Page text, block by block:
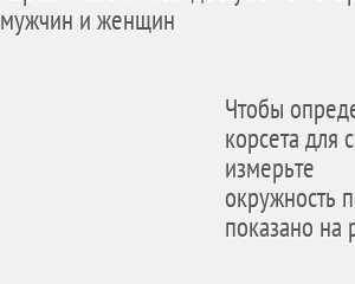
мужчин и женщин
Чтобы
корсета для
измерьте
окружность
показано на